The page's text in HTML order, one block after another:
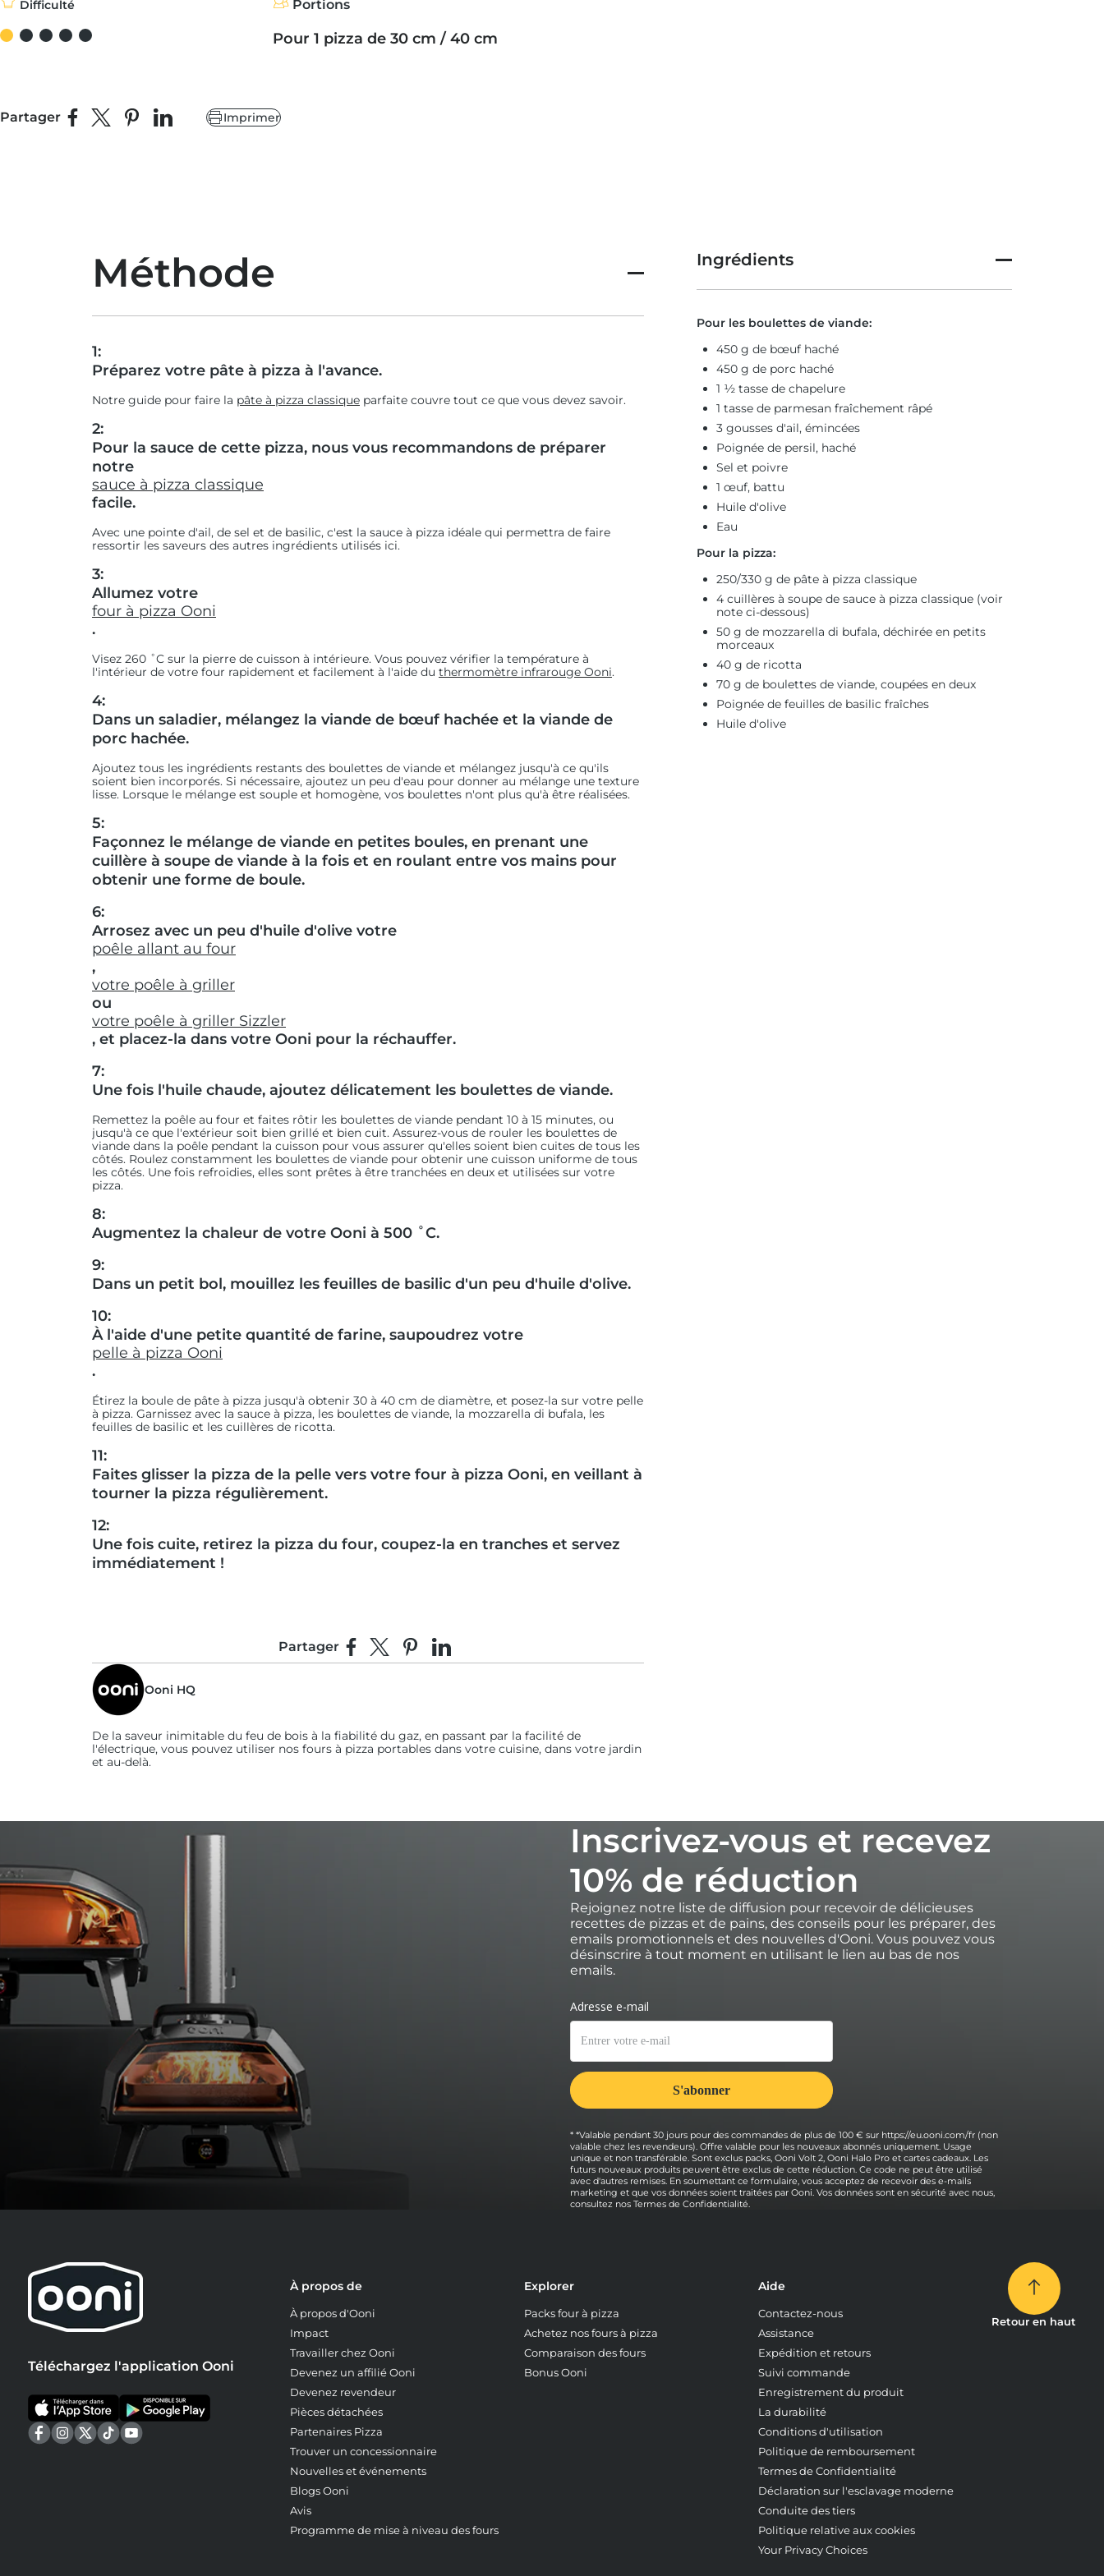
Difficulté Portions
Pour 1 pizza de 30 cm / 40 cm
Partager Partager sur Facebook
Partager sur X
Épingler sur Pinterest
Partager sur LinkedIn
Imprimer
Méthode
1:
Préparez votre pâte à pizza à l'avance.
Notre guide pour faire la pâte à pizza classique parfaite couvre tout ce que vous devez savoir.
2:
Pour la sauce de cette pizza, nous vous recommandons de préparer
notre
sauce à pizza classique
facile.
Avec une pointe d'ail, de sel et de basilic, c'est la sauce à pizza idéale qui permettra de faire
ressortir les saveurs des autres ingrédients utilisés ici.
3:
Allumez votre
four à pizza Ooni
.
Visez 260 ˚C sur la pierre de cuisson à intérieure. Vous pouvez vérifier la température à
l'intérieur de votre four rapidement et facilement à l'aide du thermomètre infrarouge Ooni.
4:
Dans un saladier, mélangez la viande de bœuf hachée et la viande de
porc hachée.
Ajoutez tous les ingrédients restants des boulettes de viande et mélangez jusqu'à ce qu'ils
soient bien incorporés. Si nécessaire, ajoutez un peu d'eau pour donner au mélange une texture
lisse. Lorsque le mélange est souple et homogène, vos boulettes n'ont plus qu'à être réalisées.
5:
Façonnez le mélange de viande en petites boules, en prenant une
cuillère à soupe de viande à la fois et en roulant entre vos mains pour
obtenir une forme de boule.
6:
Arrosez avec un peu d'huile d'olive votre
poêle allant au four
,
votre poêle à griller
ou
votre poêle à griller Sizzler
, et placez-la dans votre Ooni pour la réchauffer.
7:
Une fois l'huile chaude, ajoutez délicatement les boulettes de viande.
Remettez la poêle au four et faites rôtir les boulettes de viande pendant 10 à 15 minutes, ou
jusqu'à ce que l'extérieur soit bien grillé et bien cuit. Assurez-vous de rouler les boulettes de
viande dans la poêle pendant la cuisson pour vous assurer qu'elles soient bien cuites de tous les
côtés. Roulez constamment les boulettes de viande pour obtenir une cuisson uniforme de tous
les côtés. Une fois refroidies, elles sont prêtes à être tranchées en deux et utilisées sur votre
pizza.
8:
Augmentez la chaleur de votre Ooni à 500 ˚C.
9:
Dans un petit bol, mouillez les feuilles de basilic d'un peu d'huile d'olive.
10:
À l'aide d'une petite quantité de farine, saupoudrez votre
pelle à pizza Ooni
.
Étirez la boule de pâte à pizza jusqu'à obtenir 30 à 40 cm de diamètre, et posez-la sur votre pelle
à pizza. Garnissez avec la sauce à pizza, les boulettes de viande, la mozzarella di bufala, les
feuilles de basilic et les cuillères de ricotta.
11:
Faites glisser la pizza de la pelle vers votre four à pizza Ooni, en veillant à
tourner la pizza régulièrement.
12:
Une fois cuite, retirez la pizza du four, coupez-la en tranches et servez
immédiatement !
Partager Partager sur Facebook
Partager sur X
Épingler sur Pinterest
Partager sur LinkedIn
Ooni HQ
De la saveur inimitable du feu de bois à la fiabilité du gaz, en passant par la facilité de
l'électrique, vous pouvez utiliser nos fours à pizza portables dans votre cuisine, dans votre jardin
et au-delà.
Ingrédients
Pour les boulettes de viande:
450 g de bœuf haché
450 g de porc haché
1 ½ tasse de chapelure
1 tasse de parmesan fraîchement râpé
3 gousses d'ail, émincées
Poignée de persil, haché
Sel et poivre
1 œuf, battu
Huile d'olive
Eau
Pour la pizza:
250/330 g de pâte à pizza classique
4 cuillères à soupe de sauce à pizza classique (voir
note ci-dessous)
50 g de mozzarella di bufala, déchirée en petits
morceaux
40 g de ricotta
70 g de boulettes de viande, coupées en deux
Poignée de feuilles de basilic fraîches
Huile d'olive
Inscrivez-vous et recevez
10% de réduction
Rejoignez notre liste de diffusion pour recevoir de délicieuses
recettes de pizzas et de pains, des conseils pour les préparer, des
emails promotionnels et des nouvelles d'Ooni. Vous pouvez vous
désinscrire à tout moment en utilisant le lien au bas de nos
emails.
* *Valable pendant 30 jours pour des commandes de plus de 100 € sur https://eu.ooni.com/fr (non
valable chez les revendeurs). Offre valable pour les nouveaux abonnés uniquement. Usage
unique et non transférable. Sont exclus packs, Ooni Volt 2, Ooni Halo Pro et cartes cadeaux. Les
futurs nouveaux produits peuvent être exclus de cette réduction. Ce code ne peut être utilisé
avec d'autres remises. En soumettant ce formulaire, vous acceptez de recevoir des e-mails
marketing et que vos données soient traitées par Ooni. Vos données sont en sécurité avec nous,
consultez nos Termes de Confidentialité.
Téléchargez l'application Ooni
À propos de
À propos d'Ooni
Impact
Travailler chez Ooni
Devenez un affilié Ooni
Devenez revendeur
Pièces détachées
Partenaires Pizza
Trouver un concessionnaire
Nouvelles et événements
Blogs Ooni
Avis
Programme de mise à niveau des fours
Explorer
Packs four à pizza
Achetez nos fours à pizza
Comparaison des fours
Bonus Ooni
Aide
Contactez-nous
Assistance
Expédition et retours
Suivi commande
Enregistrement du produit
La durabilité
Conditions d'utilisation
Politique de remboursement
Termes de Confidentialité
Déclaration sur l'esclavage moderne
Conduite des tiers
Politique relative aux cookies
Your Privacy Choices
Retour en haut